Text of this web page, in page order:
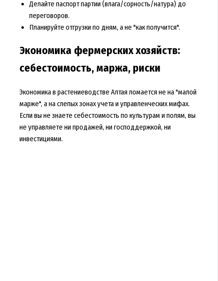
Делайте паспорт партии (влага/сорность/натура) до
переговоров.
Планируйте отгрузки по дням, а не "как получится".
Экономика фермерских хозяйств:
себестоимость, маржа, риски
Экономика в растениеводстве Алтая ломается не на "малой
марже", а на слепых зонах учета и управленческих мифах.
Если вы не знаете себестоимость по культурам и полям, вы
не управляете ни продажей, ни господдержкой, ни
инвестициями.